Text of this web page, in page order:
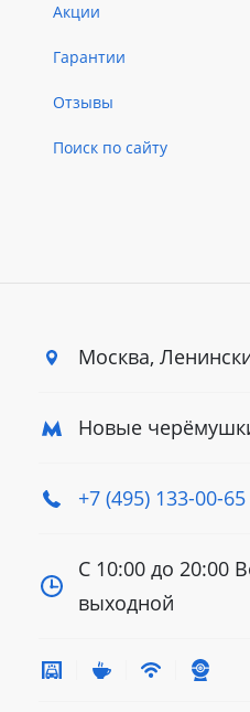
Акции
Гарантии
Отзывы
Поиск по сайту
Москва,
Новые
+7 (495) 133-00-65
С 10:00 до 20:00
выходной